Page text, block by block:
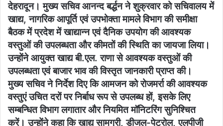
देहरादून। मुख्य सचिव आनन्द बर्द्धन ने शुक्रवार को सचिवालय में
खाद्य, नागरिक आपूर्ति एवं उपभोक्ता मामले विभाग की समीक्षा
बैठक में प्रदेश में खाद्यान्न एवं दैनिक उपयोग की आवश्यक
वस्तुओं की उपलब्धता और कीमतों की स्थिति का जायजा लिया।
उन्होंने आयुक्त खाद्य बी.एल. राणा से आवश्यक वस्तुओं की
उपलब्धता एवं बाजार भाव की विस्तृत जानकारी प्राप्त की।
मुख्य सचिव ने निर्देश दिए कि आमजन को रोजमर्रा की आवश्यक
वस्तुएं उचित दरों पर निर्बाध रूप से उपलब्ध हों, इसके लिए
सम्बन्धित विभाग लगातार और नियमित मॉनिटरिंग सुनिश्चित
करें। उन्होंने कहा कि खाद्य सामग्री, डीजल-पेट्रोल, एलपीजी